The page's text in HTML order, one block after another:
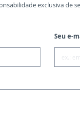
exclusiva de
Seu e-